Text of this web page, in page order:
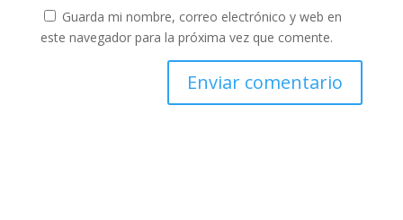
Guarda mi nombre, correo electrónico y web en
este navegador para la próxima vez que comente.